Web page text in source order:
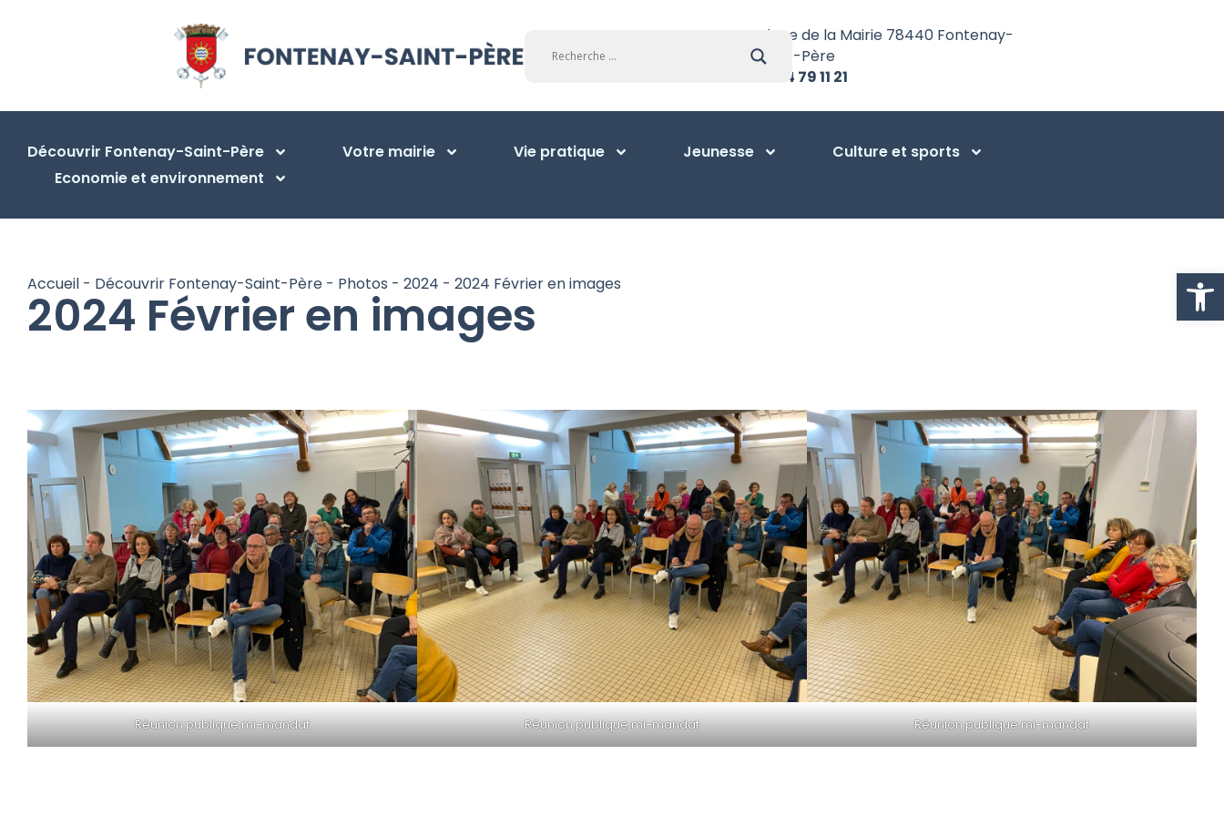
Ouvrir
Place de la Mairie 78440 Fontenay-
Saint-Père
01 34 79 11 21
Découvrir Fontenay-Saint-Père Votre mairie Vie pratique Jeunesse
Culture et sports
Economie et environnement
Accueil - Découvrir Fontenay-Saint-Père - Photos - 2024 - 2024 Février en images
2024 Février en images
Réunion publique mi-mandat Réunion publique mi-mandat Réunion publique mi-mandat